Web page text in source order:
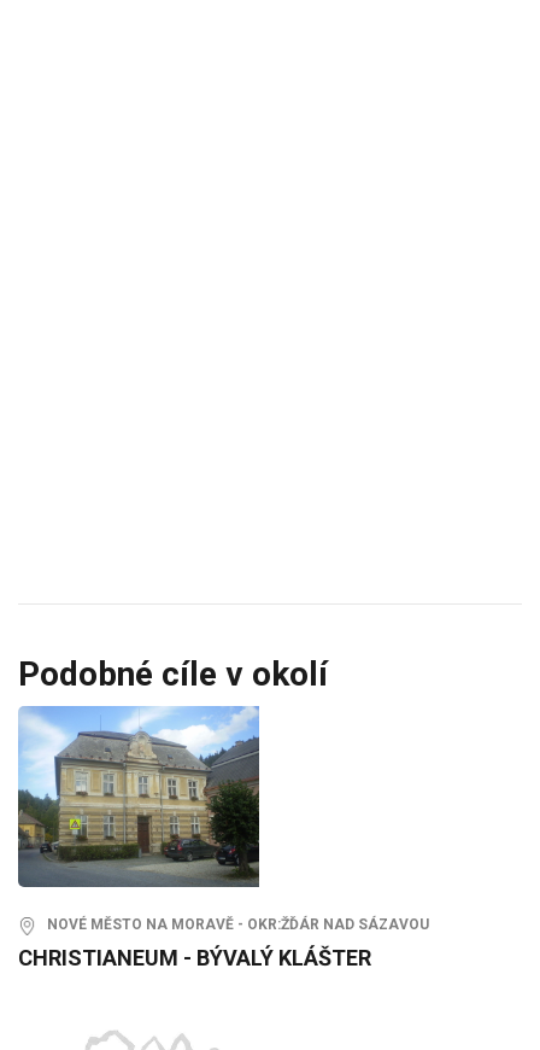
Podobné cíle v okolí
NOVÉ MĚSTO NA MORAVĚ - OKR:ŽĎÁR NAD SÁZAVOU
CHRISTIANEUM - BÝVALÝ KLÁŠTER